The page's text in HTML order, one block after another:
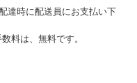
達時に配送員にお支払い下
料は、無料です。